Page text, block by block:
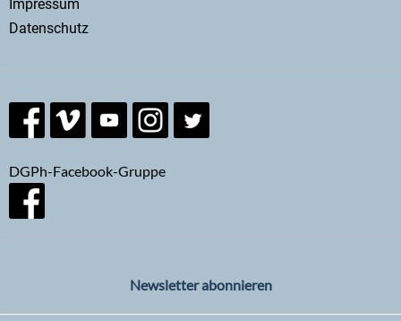
Impressum
Datenschutz
DGPh-Facebook-Gruppe
Newsletter abonnieren